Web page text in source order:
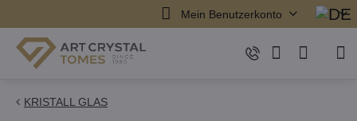
Mein Benutzerkonto
KRISTALL GLAS